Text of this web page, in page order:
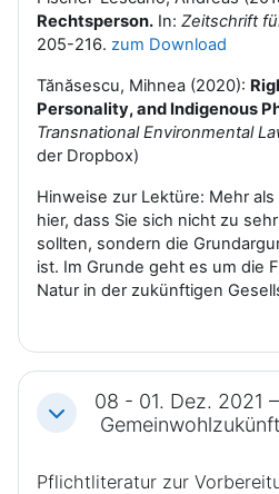
Rechtsperson. In: Zeitschrift
205-216. zum Download
Tănăsescu, Mihnea (2020):
Personality, and Indigenous
Transnational Environmental
der Dropbox)
Hinweise zur Lektüre: Mehr
hier, dass Sie sich nicht zu
sollten, sondern die
ist. Im Grunde geht es um die
Natur in der zukünftigen
Einklappen
08 - 01. Dez. 2021 –
Pflichtliteratur zur